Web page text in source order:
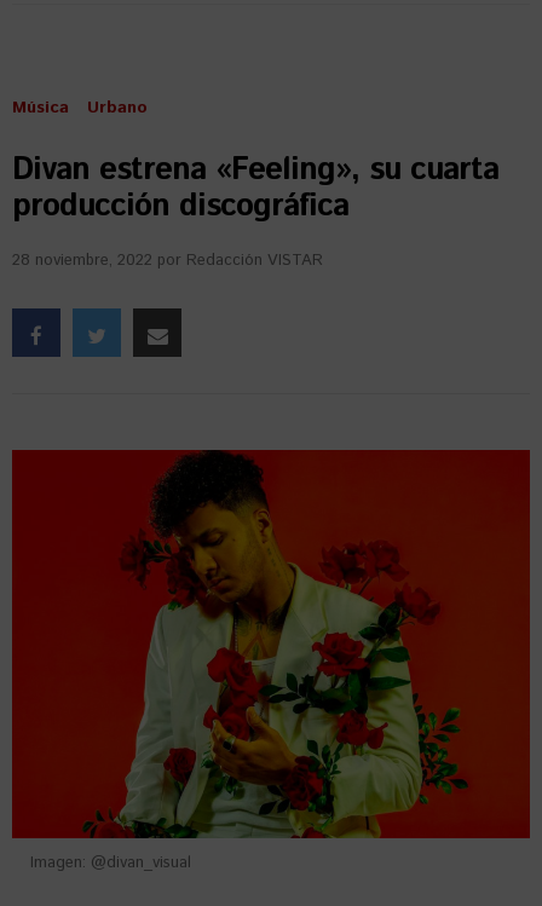
Música Urbano
Divan estrena «Feeling», su cuarta
producción discográfica
28 noviembre, 2022 por Redacción VISTAR
Imagen: @divan_visual